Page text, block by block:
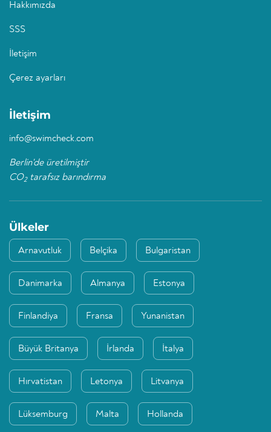
Hakkımızda
SSS
İletişim
Çerez ayarları
İletişim
info@swimcheck.com
Berlin'de üretilmiştir
CO2tarafsız barındırma
Ülkeler
Arnavutluk Belçika Bulgaristan
Danimarka Almanya Estonya
Finlandiya Fransa Yunanistan
Büyük Britanya İrlanda İtalya
Hırvatistan Letonya Litvanya
Lüksemburg Malta Hollanda